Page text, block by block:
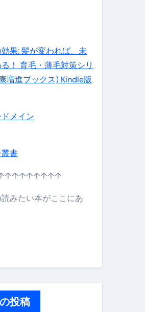
ます。【 竹花貴騎 切り抜き 会社員
産 #暗号資産
果: 髪が変われば、未
！ 育毛・薄毛対策シリ
増進ブックス) Kindle版
メイン
叢書
みたい本がここにあ
投稿